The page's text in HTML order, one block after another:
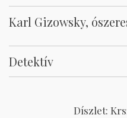
Karl Gizowsky,
Detektív
Díszlet: